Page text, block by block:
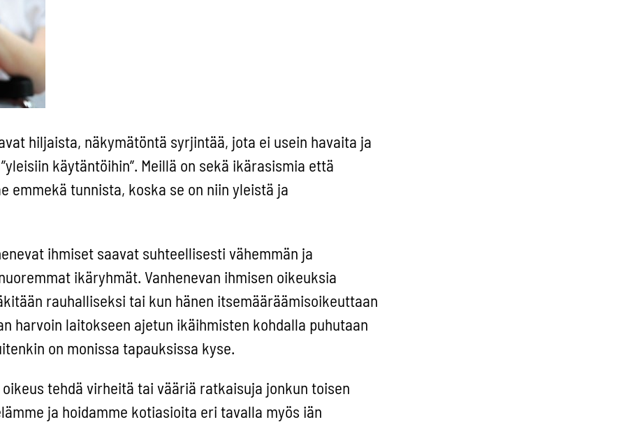
hiljaista, näkymätöntä syrjintää, jota ei usein havaita ja
käytäntöihin”. Meillä on sekä ikärasismia että
emmekä tunnista, koska se on niin yleistä ja
ihmiset saavat suhteellisesti vähemmän ja
ikäryhmät. Vanhenevan ihmisen oikeuksia
rauhalliseksi tai kun hänen itsemääräämisoikeuttaan
harvoin laitokseen ajetun ikäihmisten kohdalla puhutaan
on monissa tapauksissa kyse.
tehdä virheitä tai vääriä ratkaisuja jonkun toisen
ja hoidamme kotiasioita eri tavalla myös iän